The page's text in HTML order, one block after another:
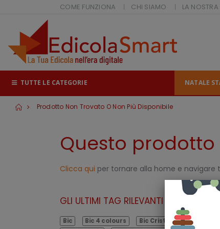
COME FUNZIONA CHI SIAMO LA
TUTTE LE CATEGORIE NATALE
Prodotto Non Trovato O Non Più Disponibile
Questo
Clicca qui per tornare alla home e navigare
GLI ULTIMI TAG RILEVANTI
Bic Bic 4 colours Bic Cristal Original